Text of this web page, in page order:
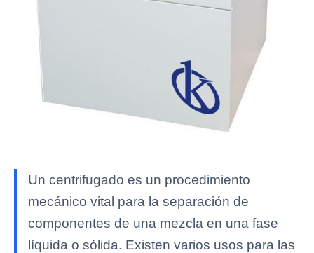
Un centrifugado es un procedimiento
mecánico vital para la separación de
componentes de una mezcla en una fase
líquida o sólida. Existen varios usos para las